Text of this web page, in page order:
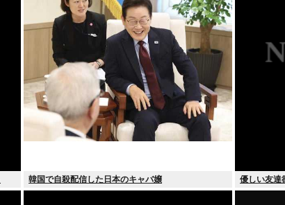
韓国で自殺配信した日本のキャバ嬢 優しい友達